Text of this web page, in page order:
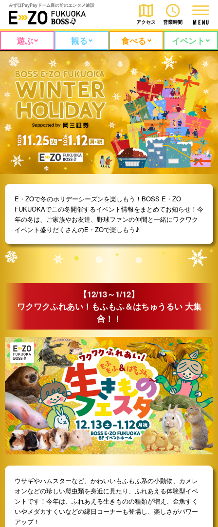
みずほPayPayドーム目の前のエンタメ施設
アクセス 営業時間 M E N U
遊ぶ 観る 食べる イベント
E・ZOで冬のホリデーシーズンを楽しもう！BOSS E・ZO
FUKUOKAでこの冬開催するイベント情報をまとめてお知らせ！今
年の冬は、ご家族やお友達、野球ファンの仲間と一緒にワクワク
イベント盛りだくさんのE・ZOで楽しもう♪
【12/13～1/12】
ワクワクふれあい！もふもふ＆はちゅうるい 大集
合！！
ウサギやハムスターなど、かわいいもふもふ系の小動物、カメレ
オンなどの珍しい爬虫類を身近に見たり、ふれあえる体験型イベ
ントです！今年は、ふれあえる生きものの種類が増え、金魚すく
いやメダカすくいなどの縁日コーナーも登場し、楽しさがパワー
アップ！